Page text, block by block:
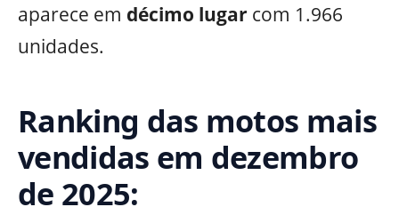
aparece em décimo lugar com 1.966
unidades.
Ranking das motos mais
vendidas em dezembro
de 2025: